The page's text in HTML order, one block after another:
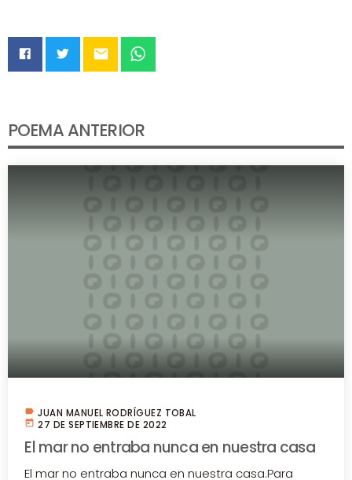
email
POEMA ANTERIOR
label JUAN MANUEL RODRÍGUEZ TOBAL
today 27 DE SEPTIEMBRE DE 2022
El mar no entraba nunca en nuestra casa
El mar no entraba nunca en nuestra casa.Para